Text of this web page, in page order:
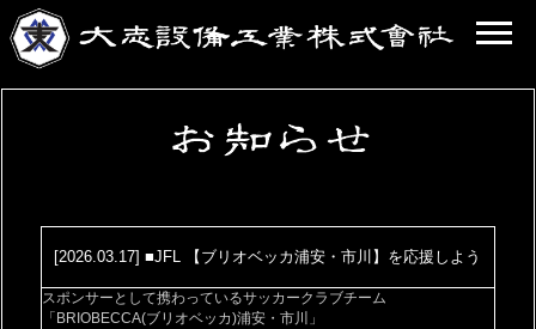
[2026.03.17] ■JFL 【ブリオベッカ浦安・市川】を応援しよう
スポンサーとして携わっているサッカークラブチーム
「BRIOBECCA(ブリオベッカ)浦安・市川」